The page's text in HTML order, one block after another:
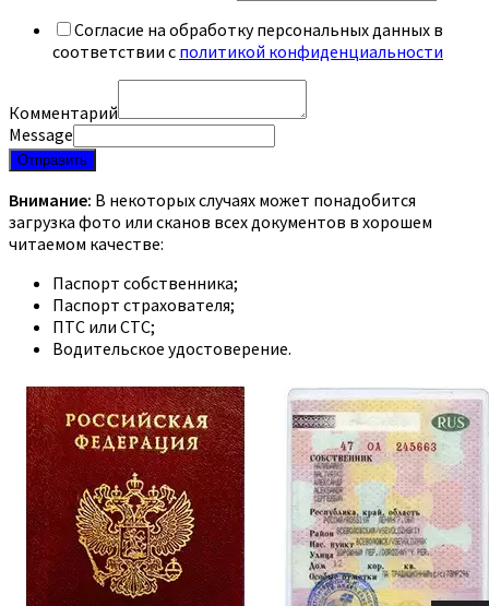
Согласие на обработку персональных данных в
соответствии с политикой конфиденциальности
Комментарий
Message
Отправить
Внимание: В некоторых случаях может понадобится
загрузка фото или сканов всех документов в хорошем
читаемом качестве:
Паспорт собственника;
Паспорт страхователя;
ПТС или СТС;
Водительское удостоверение.